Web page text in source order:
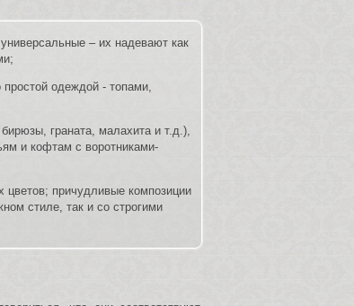
– их надевают как
одеждой - топами,
граната, малахита и т.д.),
и кофтам с воротниками-
цветов; причудливые композиции
стиле, так и со строгими